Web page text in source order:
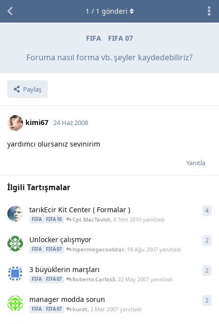
FIFA FIFA 07
Foruma nasıl forma vb. şeyler kaydedebiliriz?
Paylaş
1 / 1 gönderi
kimi67 24 Haz 2008
yardımcı olursanız sevinirim
Yanıtla
İlgili Tartışmalar
tarıkEcir Kit Center ( Formalar )
FIFA FIFA 10 Cpt.MacTavish, 8 Tem 2010yanıtladı
4
Unlocker çalışmyor
FIFA FIFA 07 hipermegacoolstar, 18 Ağu 2007yanıtladı
2
3 büyüklerin marşları
FIFA FIFA 07 Roberto.Carlos3, 22 May 2007yanıtladı
2
manager modda sorun
FIFA FIFA 07 kurdt, 2 Mar 2007yanıtladı
2